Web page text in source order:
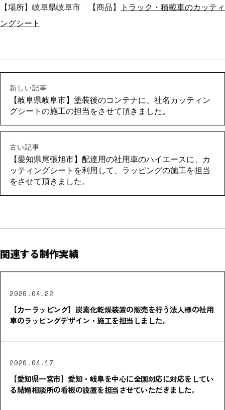
【場所】岐阜県岐阜市 【商品】
トラック・積載車のカッティ
ングシート
新しい記事
【岐阜県岐阜市】塗装後のコンテナに、社名カッティン
グシートの施工の担当をさせて頂きました。
古い記事
【愛知県尾張旭市】配達用の社用車のハイエースに、カ
ッティングシートを利用して、ラッピングの施工を担当
をさせて頂きました。
関連する制作実績
2020.04.22
【カーラッピング】炭素化乾燥装置の販売を行う法人様の社用
車のラッピングデザイン・施工を担当しました。
2020.04.17
【愛知県一宮市】愛知・岐阜を中心に全国対応に対応をしてい
る結婚相談所の看板の設置を担当させていただきました。